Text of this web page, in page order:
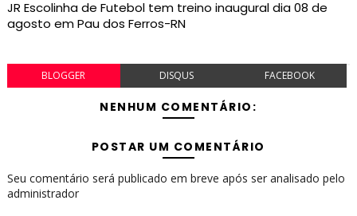
JR Escolinha de Futebol tem treino inaugural dia 08 de
agosto em Pau dos Ferros-RN
BLOGGER DISQUS FACEBOOK
NENHUM COMENTÁRIO:
POSTAR UM COMENTÁRIO
Seu comentário será publicado em breve após ser analisado pelo
administrador